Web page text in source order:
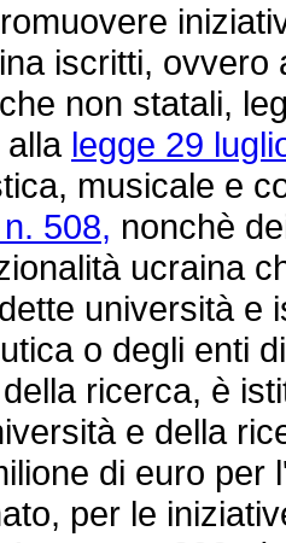
iscritti,
non statali,
alla legge 29
musicale e
508, nonchè
ucraina
università e
o degli enti
ricerca, è
e della
di euro per
per le